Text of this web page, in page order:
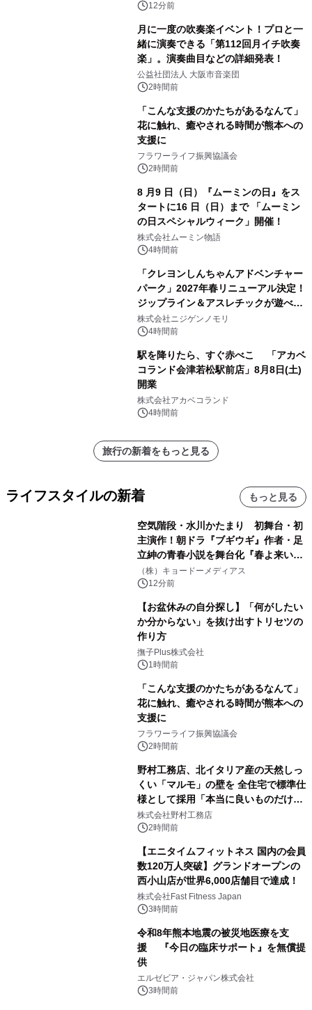
12分前
月に一度の吹奏楽イベント！プロと一
緒に演奏できる「第112回月イチ吹奏
楽」。演奏曲目などの詳細発表！
公益社団法人 大阪市音楽団
2時間前
「こんな支援のかたちがあるなんて」
花に触れ、癒やされる時間が熊本への
支援に
フラワーライフ振興協議会
2時間前
8 月9 日（日）『ムーミンの日』をス
タートに16 日（日）まで 「ムーミン
の日スペシャルウィーク」開催！
株式会社ムーミン物語
4時間前
「クレヨンしんちゃんアドベンチャー
パーク」2027年春リニューアル決定！
ジップライン＆アスレチックが遊べる
のは今年が最後！ 「ラスト！ドキがム
ネムネ～大作戦！」始動
株式会社ニジゲンノモリ
4時間前
駅を降りたら、すぐ赤べこ 「アカベ
コランド会津若松駅前店」8月8日(土)
開業
株式会社アカベコランド
4時間前
旅行の新着をもっと見る
ライフスタイルの新着 もっと見る
空気階段・水川かたまり 初舞台・初
主演作！朝ドラ『ブギウギ』作者・足
立紳の青春小説を舞台化『春よ来い、
マジで来い』キービジュアル解禁！
（株）キョードーメディアス
12分前
【お盆休みの自分探し】「何がしたい
か分からない」を抜け出すトリセツの
作り方
撫子Plus株式会社
1時間前
「こんな支援のかたちがあるなんて」
花に触れ、癒やされる時間が熊本への
支援に
フラワーライフ振興協議会
2時間前
野村工務店、北イタリア産の天然しっ
くい「マルモ」の壁を 全住宅で標準仕
様として採用「本当に良いものだけに
こだわる」
株式会社野村工務店
2時間前
【エニタイムフィットネス 国内の会員
数120万人突破】グランドオープンの
西小山店が世界6,000店舗目で達成！
株式会社Fast Fitness Japan
3時間前
令和8年熊本地震の被災地医療を支
援 『今日の臨床サポート』を無償提
供
エルゼビア・ジャパン株式会社
3時間前